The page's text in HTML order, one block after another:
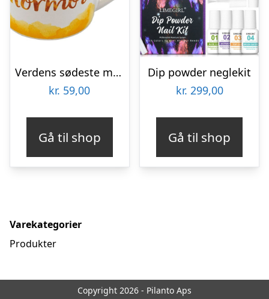
Verdens sødeste mormor krus
kr. 59,00
Gå til shop
Dip powder neglekit
kr. 299,00
Gå til shop
Varekategorier
Produkter
Copyright 2026 - Pilanto Aps